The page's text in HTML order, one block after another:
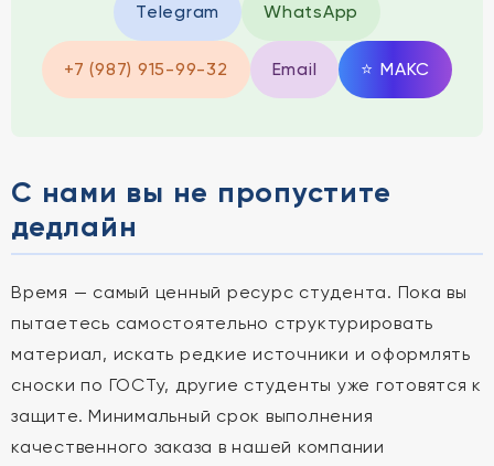
Telegram WhatsApp
+7 (987) 915-99-32 Email ⭐ MAКС
С нами вы не пропустите
дедлайн
Время — самый ценный ресурс студента. Пока вы
пытаетесь самостоятельно структурировать
материал, искать редкие источники и оформлять
сноски по ГОСТу, другие студенты уже готовятся к
защите. Минимальный срок выполнения
качественного заказа в нашей компании